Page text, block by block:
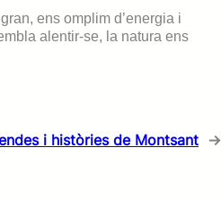
ens omplim d’energia i
alentir-se, la natura ens
i històries de Montsant →